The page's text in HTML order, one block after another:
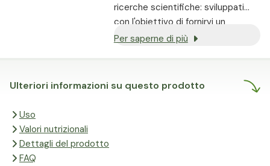
Ulteriori informazioni su questo prodotto
Uso
Valori nutrizionali
Dettagli del prodotto
FAQ
ricerche scientifiche: sviluppati
con l'obiettivo di fornirvi un
supporto ottimale in base alle
Per saperne di più